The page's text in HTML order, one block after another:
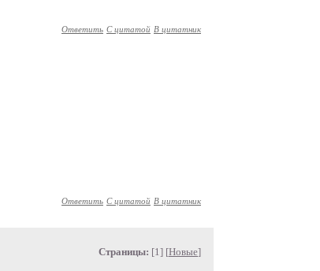
Ответить С цитатой В цитатник
Ответить С цитатой В цитатник
Страницы: [1] [Новые]